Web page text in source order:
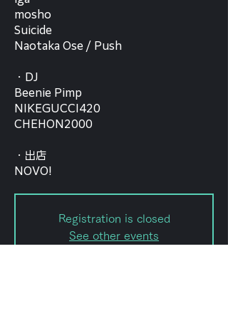
mosho
Suicide
Naotaka Ose / Push
・DJ
Beenie Pimp
NIKEGUCCI420
CHEHON2000
・出店
NOVO!
Registration is closed
See other events